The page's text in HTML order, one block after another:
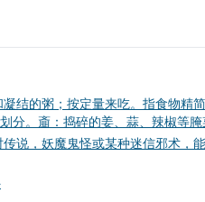
结的粥；按定量来吃。指食物精
分。齑：捣碎的姜、蒜、辣椒等
说，妖魔鬼怪或某种迷信邪术，